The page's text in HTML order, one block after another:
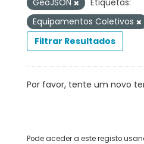
GeoJSON
Etiquetas:
Equipamentos Coletivos
Filtrar Resultados
Por favor, tente um novo
Pode aceder a este registo